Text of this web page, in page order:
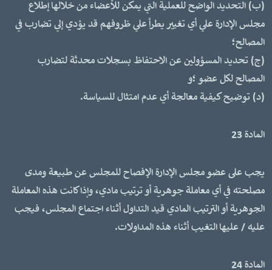
(ب) التحديد الواضح للعملية التي يمكن للأعضاء من خلالها إطلاع
مجلس الإدارة علي أي تغيير يطرأ علي ظروفهم قد يؤدي إلي تضارب في
المصالح؛
(ج) تحديد المسؤولين عن الاحتفاظ بسجلات محدثة لتضارب
المصالح لكل عضو ؛و
(د) توضيح كيفية معالجة أي عدم امتثال للسياسة.
المادة 23
يجب على عضو مجلس الإدارة الإفصاح للمجلس عن طبيعة ومدى
مصلحته في أي معاملة جوهرية أو ترتيب مادي، وإذا كانت هذه المعاملة
الجوهرية أو الترتيب المادي قيد التداول أثناء اجتماع المجلس، فيجب
عليه / عليها التغيب أثناء هذه المداولات.
المادة 24